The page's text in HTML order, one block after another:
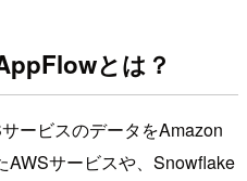
とは？
ービスのデータをAmazon
AWSサービスや、Snowflake